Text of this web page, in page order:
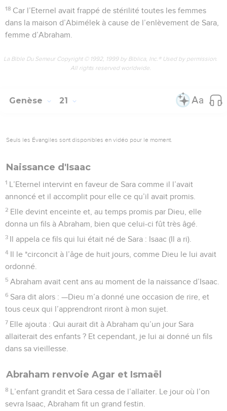
18 Car l’Eternel avait frappé de stérilité toutes les femmes
dans la maison d’Abimélek à cause de l’enlèvement de Sara,
femme d’Abraham.
La Bible Du Semeur Copyright © 1992, 1999 by Biblica, Inc.® Used by permission.
All rights reserved worldwide.
Genèse 21
Seuls les Évangiles sont disponibles en vidéo pour le moment.
Naissance d'Isaac
1 L’Eternel intervint en faveur de Sara comme il l’avait
annoncé et il accomplit pour elle ce qu’il avait promis.
2 Elle devint enceinte et, au temps promis par Dieu, elle
donna un fils à Abraham, bien que celui-ci fût très âgé.
3 Il appela ce fils qui lui était né de Sara : Isaac (Il a ri).
4 Il le *circoncit à l’âge de huit jours, comme Dieu le lui avait
ordonné.
5 Abraham avait cent ans au moment de la naissance d’Isaac.
6 Sara dit alors : —Dieu m’a donné une occasion de rire, et
tous ceux qui l’apprendront riront à mon sujet.
7 Elle ajouta : Qui aurait dit à Abraham qu’un jour Sara
allaiterait des enfants ? Et cependant, je lui ai donné un fils
dans sa vieillesse.
Abraham renvoie Agar et Ismaël
8 L’enfant grandit et Sara cessa de l’allaiter. Le jour où l’on
sevra Isaac, Abraham fit un grand festin.